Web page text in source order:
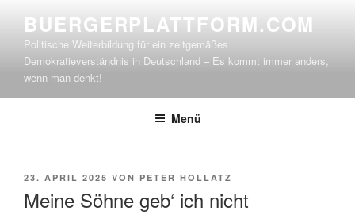
springen
BUERGERPLATTFORM.COM
Politische Weiterbildung für ein zeitgemäßes
Demokratieverständnis in Deutschland – Es kommt immer anders,
wenn man denkt!
Menü
VERÖFFENTLICHT
23. APRIL 2025 VON PETER HOLLATZ
Meine Söhne geb‘ ich nicht